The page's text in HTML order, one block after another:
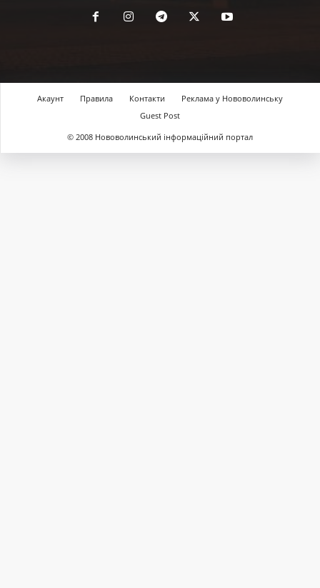
Акаунт Правила Контакти
Реклама у Нововолинську
Guest Post
© 2008 Нововолинський інформаційний портал